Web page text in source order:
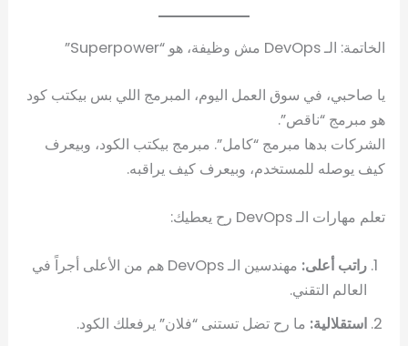
الخاتمة: الـ DevOps مش وظيفة، هو “Superpower”
يا صاحبي، في سوق العمل اليوم، المبرمج اللي بس بيكتب كود
هو مبرمج “ناقص”.
الشركات بدها مبرمج “كامل”. مبرمج بيكتب الكود، وبيعرف
كيف يوصله للمستخدم، وبيعرف كيف يراقبه.
تعلم مهارات الـ DevOps رح يعطيك:
راتب أعلى:
مهندسين الـ DevOps هم من الأعلى أجراً في
العالم التقني.
استقلالية: ما رح تضل تستنى “فلان” يرفعلك الكود.